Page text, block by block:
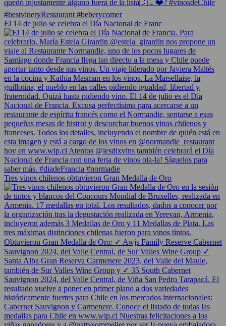
El 14 de julio se celebra el Día Nacional de Franc
Tres vinos chilenos obtuvieron Gran Medalla de Oro